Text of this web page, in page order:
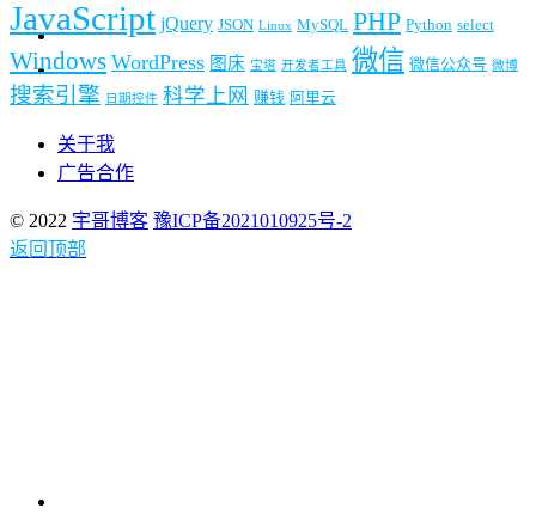
JavaScript jQuery JSON Linux MySQL PHP Python select
Windows WordPress 图床 宝塔 开发者工具 微信 微信公众号 微博
搜索引擎 日期控件 科学上网 赚钱 阿里云
关于我
广告合作
© 2022 宇哥博客 豫ICP备2021010925号-2
返回顶部